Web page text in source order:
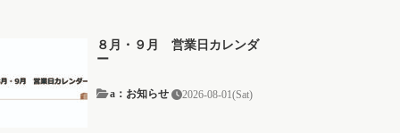
８月・９月 営業日カレンダ
ー
a：お知らせ 2026-08-01(Sat)